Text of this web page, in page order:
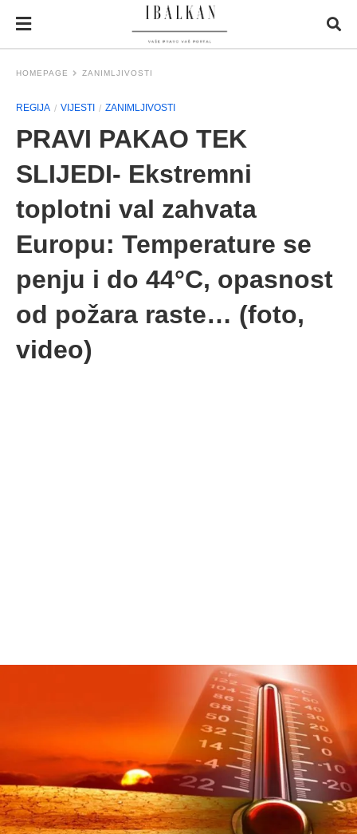
HOMEPAGE ZANIMLJIVOSTI
REGIJA VIJESTI ZANIMLJIVOSTI
PRAVI PAKAO TEK
SLIJEDI- Ekstremni
toplotni val zahvata
Europu: Temperature se
penju i do 44°C, opasnost
od požara raste… (foto,
video)